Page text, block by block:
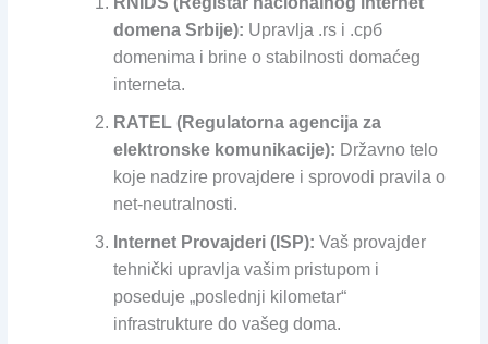
domena Srbije): Upravlja .rs i .срб
domenima i brine o stabilnosti domaćeg
interneta.
RATEL (Regulatorna agencija za
elektronske komunikacije): Državno telo
koje nadzire provajdere i sprovodi pravila o
net-neutralnosti.
Internet Provajderi (ISP): Vaš provajder
tehnički upravlja vašim pristupom i
poseduje „poslednji kilometar“
infrastrukture do vašeg doma.